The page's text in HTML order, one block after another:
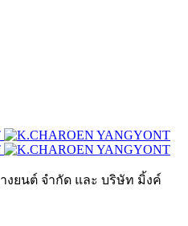
งยนต์ จำกัด และ บริษัท มิ้งค์